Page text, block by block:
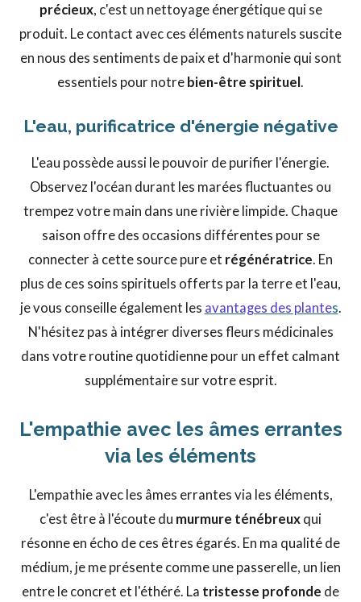
précieux, c'est un nettoyage énergétique qui se
produit. Le contact avec ces éléments naturels suscite
en nous des sentiments de paix et d'harmonie qui sont
essentiels pour notre bien-être spirituel.
L'eau, purificatrice d'énergie négative
L'eau possède aussi le pouvoir de purifier l'énergie.
Observez l'océan durant les marées fluctuantes ou
trempez votre main dans une rivière limpide. Chaque
saison offre des occasions différentes pour se
connecter à cette source pure et régénératrice. En
plus de ces soins spirituels offerts par la terre et l'eau,
je vous conseille également les avantages des plantes.
N'hésitez pas à intégrer diverses fleurs médicinales
dans votre routine quotidienne pour un effet calmant
supplémentaire sur votre esprit.
L'empathie avec les âmes errantes
via les éléments
L'empathie avec les âmes errantes via les éléments,
c'est être à l'écoute du murmure ténébreux qui
résonne en écho de ces êtres égarés. En ma qualité de
médium, je me présente comme une passerelle, un lien
entre le concret et l'éthéré. La tristesse profonde de